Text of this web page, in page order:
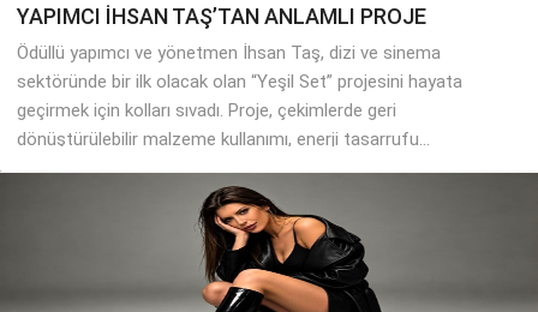
YAPIMCI İHSAN TAŞ’TAN ANLAMLI PROJE
Ödüllü yapımcı ve yönetmen İhsan Taş, dizi ve sinema
sektöründe bir ilk olacak olan “Yeşil Set” projesini hayata
geçirmek için kolları sıvadı. Proje, çekimlerde geri
dönüştürülebilir malzeme kullanımı, enerji tasarrufu...